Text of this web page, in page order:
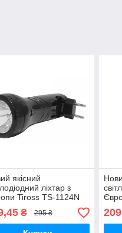
якісний
ліхтар з
Tiross TS-1124N
₴ 295 ₴